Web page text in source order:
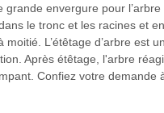
envergure pour
le tronc et les racines et
L’étêtage d’arbre est
Après étêtage, l'arbre
Confiez votre demande